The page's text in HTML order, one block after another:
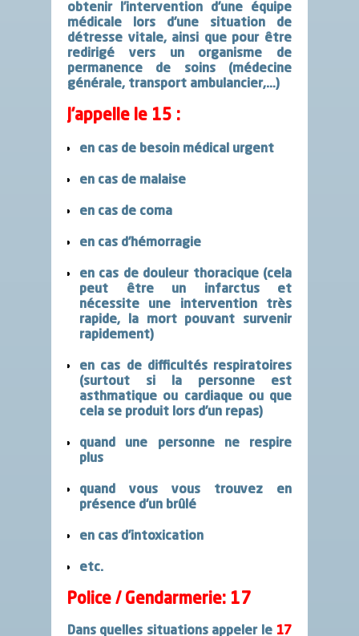
obtenir l’intervention d’une équipe
médicale lors d’une situation de
détresse vitale,ainsi que pour être
redirigé vers un organisme de
permanence de soins(médecine
générale, transport ambulancier,…)
J’appelle le 15 :
en cas de besoin médical urgent
en cas de malaise
en cas de coma
en cas d’hémorragie
en cas de douleur thoracique(cela
peut être un infarctus et
nécessite une intervention très
rapide, la mort pouvant survenir
rapidement)
en cas de difficultés respiratoires
(surtout si la personne est
asthmatique ou cardiaque ou que
cela se produit lors d’un repas)
quand une personne ne respire
plus
quand vous vous trouvez en
présence d’un brûlé
en cas d’intoxication
etc.
Police / Gendarmerie: 17
Dans quelles situations appeler le 17